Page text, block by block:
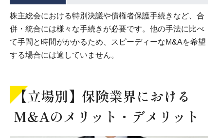
株主総会における特別決議や債権者保護手続きなど、合
併・統合には様々な手続きが必要です。他の手法に比べ
て手間と時間がかかるため、スピーディーなM&Aを希望
する場合には適していません。
【立場別】保険業界における
M&Aのメリット・デメリット